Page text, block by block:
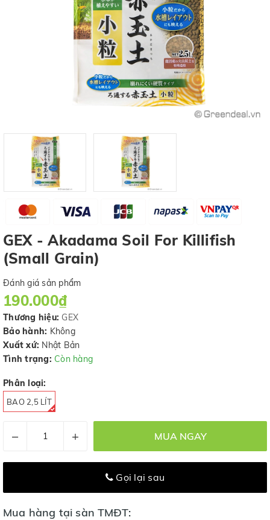
GEX - Akadama Soil For Killifish
(Small Grain)
Đánh giá sản phẩm
190.000₫
Thương hiệu: GEX
Bảo hành: Không
Xuất xứ: Nhật Bản
Tình trạng: Còn hàng
Phân loại:
BAO 2,5 LÍT
– + MUA NGAY
Gọi lại sau
Mua hàng tại sàn TMĐT: